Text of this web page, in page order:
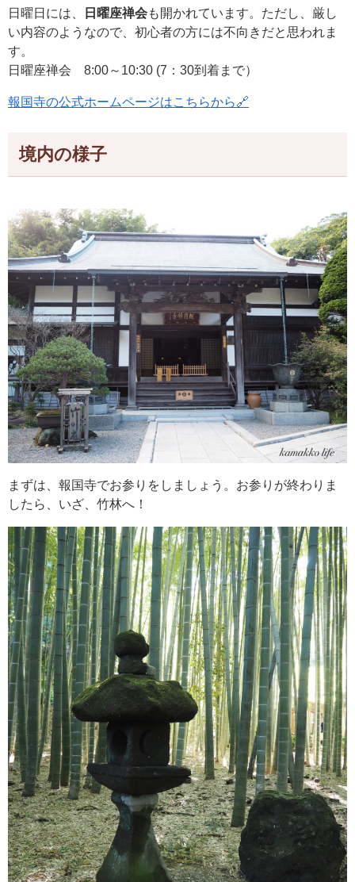
日曜日には、 日曜座禅会も開かれています。ただし、厳し
い内容のようなので、初心者の方には不向きだと思われま
す。
日曜座禅会 8:00～10:30 (7：30到着まで）
報国寺の公式ホームページはこちらから🔗
境内の様子
まずは、報国寺でお参りをしましょう。お参りが終わりま
したら、いざ、竹林へ！